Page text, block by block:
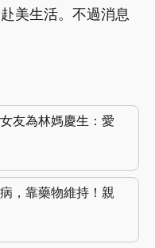
美生活。不過消息
友為林媽慶生：愛
，靠藥物維持！親